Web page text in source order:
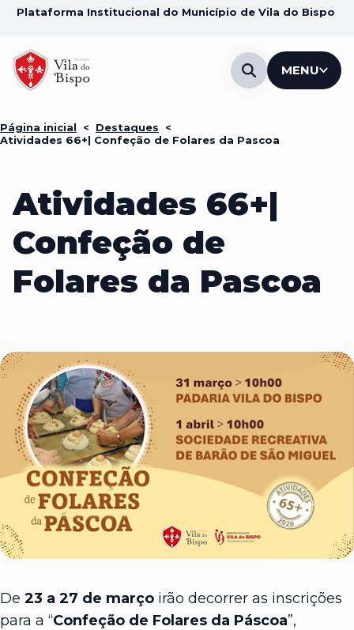
Plataforma Institucional do Município de Vila do Bispo
MENU
Página inicial < Destaques <
Atividades 66+| Confeção de Folares da Pascoa
Atividades 66+|
Confeção de
Folares da Pascoa
De 23 a 27 de março irão decorrer as inscrições
para a “Confeção de Folares da Páscoa”,